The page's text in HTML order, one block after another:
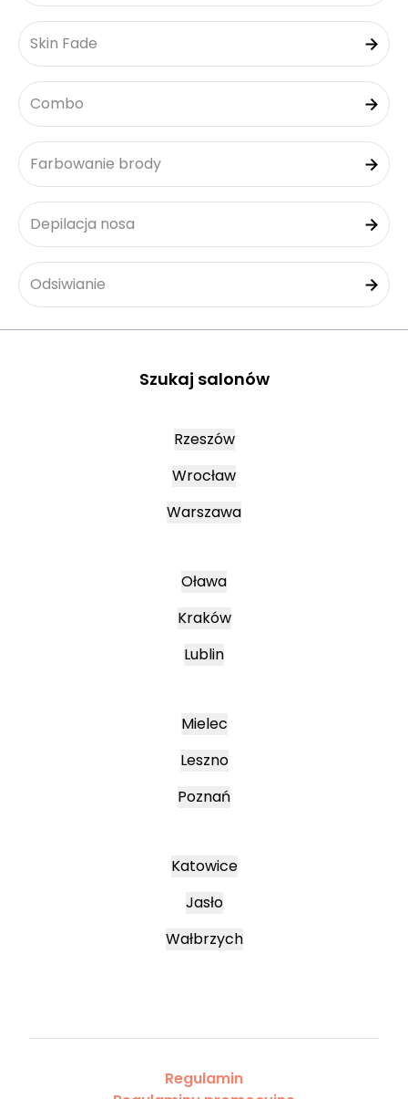
Skin Fade
Combo
Farbowanie brody
Depilacja nosa
Odsiwianie
Szukaj salonów
Rzeszów
Wrocław
Warszawa
Oława
Kraków
Lublin
Mielec
Leszno
Poznań
Katowice
Jasło
Wałbrzych
Regulamin